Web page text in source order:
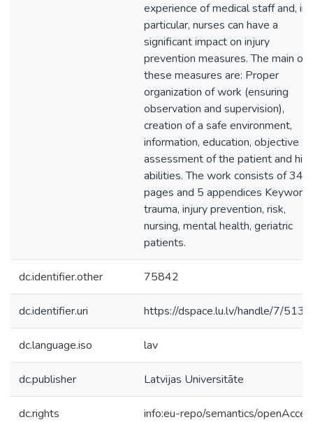
experience of medical staff and, in
particular, nurses can have a
significant impact on injury
prevention measures. The main of
these measures are: Proper
organization of work (ensuring
observation and supervision),
creation of a safe environment,
information, education, objective
assessment of the patient and his
abilities. The work consists of 34
pages and 5 appendices
trauma, injury prevention, risk,
nursing, mental health, geriatric
patients.
dc.identifier.other 75842
dc.identifier.uri https://dspace.lu.lv/handle/7/
dc.language.iso lav
dc.publisher Latvijas Universitāte
dc.rights info:eu-repo/semantics/